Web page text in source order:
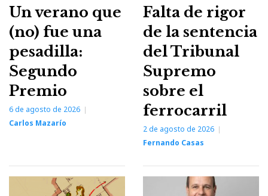
Un verano que
(no) fue una
pesadilla:
Segundo
Premio
6 de agosto de 2026
Carlos Mazarío
Falta de rigor
de la sentencia
del Tribunal
Supremo
sobre el
ferrocarril
2 de agosto de 2026
Fernando Casas